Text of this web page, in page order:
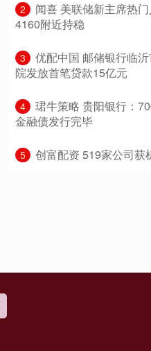
2
闻喜 美联储新主席热
4160附近持稳
3
优配中国 邮储银行临
院发放首笔贷款15亿元
4
珺牛策略 贵阳银行：
金融债发行完毕
5 创富配资 519家公司获